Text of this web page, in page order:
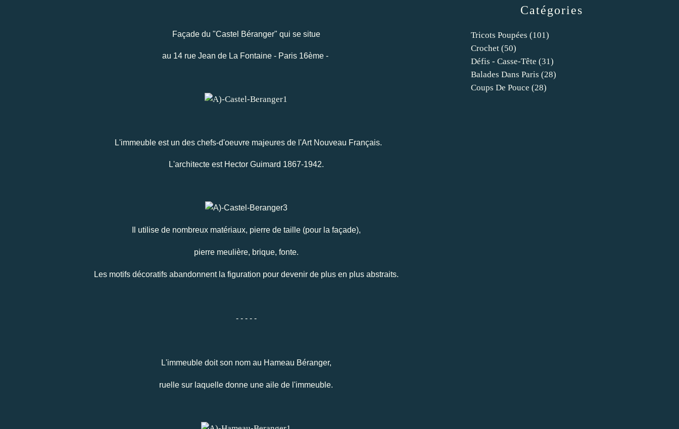
Façade du "Castel Béranger" qui se situe
au 14 rue Jean de La Fontaine - Paris 16ème -
L'immeuble est un des chefs-d'oeuvre majeures de l'Art Nouveau Français.
L'architecte est Hector Guimard 1867-1942.
Il utilise de nombreux matériaux, pierre de taille (pour la façade),
pierre meulière, brique, fonte.
Les motifs décoratifs abandonnent la figuration pour devenir de plus en plus abstraits.
- - - - -
L'immeuble doit son nom au Hameau Béranger,
ruelle sur laquelle donne une aile de l'immeuble.
Catégories
Tricots Poupées (101)
Crochet (50)
Défis - Casse-Tête (31)
Balades Dans Paris (28)
Coups De Pouce (28)